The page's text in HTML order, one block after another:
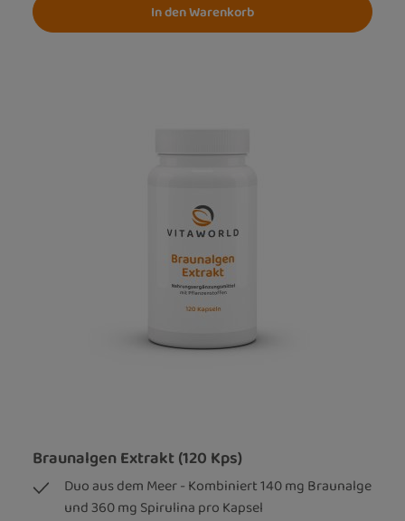
In den Warenkorb
Braunalgen Extrakt (120 Kps)
Duo aus dem Meer - Kombiniert 140 mg Braunalge
und 360 mg Spirulina pro Kapsel